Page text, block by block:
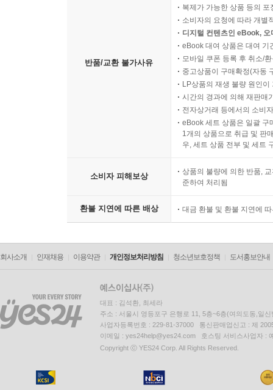
반품/교환 불가사유
복제가 가능한 상품 등의
소비자의 요청에 따라 개별
디지털 컨텐츠인 eBook,
eBook 대여 상품은 대여 기
모바일 쿠폰 등록 후 취소/
중고상품이 구매확정(자동
LP상품의 재생 불량 원인
시간의 경과에 의해 재판매
전자상거래 등에서의 소비
eBook 세트 상품은 일괄 구
1개의 상품으로 취급 및 판
우, 세트 상품 전부 및 세트
소비자 피해보상
상품의 불량에 의한 반품,
준하여 처리됨
환불 지연에 따른 배상 대금 환불 및 환불 지연에
회사소개 인재채용 이용약관 개인정보처리방침 청소년보호정책 도서홍보안내
대표 : 김석환, 최세라
주소 : 서울시 영등포구 은행로 11, 5층~6층(여의도동,일신
사업자등록번호 : 229-81-37000 통신판매업신고 : 제
이메일 : yes24help@yes24.com 호스팅 서비스사업자 :
Copyright ⓒ YES24 Corp. All Rights Reserved.